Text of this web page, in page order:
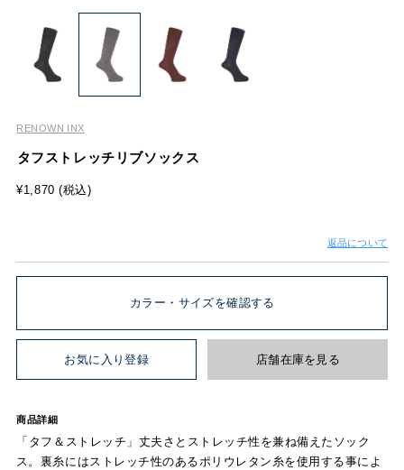
RENOWN INX
タフストレッチリブソックス
¥1,870 (税込)
返品について
カラー・サイズを確認する
お気に入り登録 店舗在庫を見る
商品詳細
「タフ＆ストレッチ」丈夫さとストレッチ性を兼ね備えたソック
ス。裏糸にはストレッチ性のあるポリウレタン糸を使用する事によ